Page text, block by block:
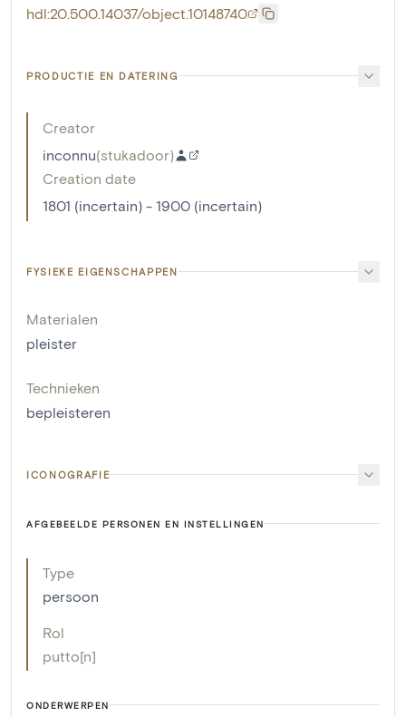
hdl:20.500.14037/object.10148740
PRODUCTIE EN DATERING
Creator
inconnu(stukadoor)
Creation date
1801 (incertain) - 1900 (incertain)
FYSIEKE EIGENSCHAPPEN
Materialen
pleister
Technieken
bepleisteren
ICONOGRAFIE
AFGEBEELDE PERSONEN EN INSTELLINGEN
Type
persoon
Rol
putto[n]
ONDERWERPEN